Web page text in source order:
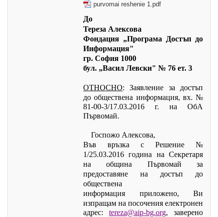
purvomai reshenie 1.pdf
До
Тереза Алексова
Фондация „Програма Достъп до
Информация"
гр. София 1000
бул. „Васил Левски" № 76 ет. 3
ОТНОСНО: Заявление за достъп
до обществена информация, вх. №
81-00-3/17.03.2016 г. на ОбА
Първомай.
Госпожо Алексова,
Във връзка с Решение №
1/25.03.2016 година на Секретаря
на община Първомай за
предоставяне на достъп до
обществена
информация приложено, Ви
изпращам на посочения електронен
адрес: tereza@aip-bg.org, заверено